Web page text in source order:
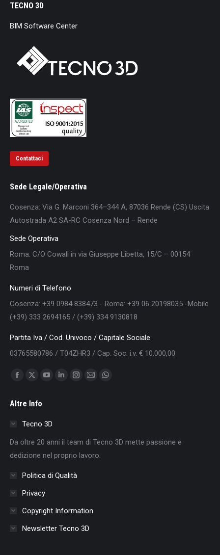
TECNO 3D
BIM Software Center
Contattaci
Sede Legale/Operativa
Cosenza: Via G. Marconi 364–344 A, 87036 Rende (CS) Uscita
Autostrada A2 SA-RC Cosenza Nord – Rende
Sede Operativa
Roma: C/O Cowall in via Giuseppe Libetta, 15/C – 00154
Roma
Numeri di Telefono
Cosenza: +39 0984 838473 - Roma: +39 06 20198035 -Mobile
(+39) 333 2694165 / (+39) 334 9130818
Partita Iva / Cod. Univoco / Capitale Sociale
03765580786 / T04ZHR3 / Cap. Soc. i.v. € 10.000,00
Find us on:
Facebook
opens
window
X
opens
window
YouTube
window
Linkedin
window
Instagram
window
Mail
window
Whatsapp
window
Altre Info
Tecno 3D
Da oltre 20 anni il team di Tecno 3D mette passione e
dedizione nel proprio lavoro.
Politica di Qualità
Privacy
Copyright Information
Newsletter Tecno 3D